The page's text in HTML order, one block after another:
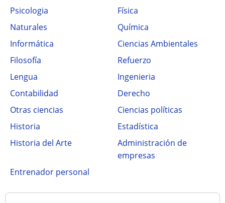
Psicologia
Física
Naturales
Química
Informática
Ciencias Ambientales
Filosofía
Refuerzo
Lengua
Ingenieria
Contabilidad
Derecho
Otras ciencias
Ciencias políticas
Historia
Estadística
Historia del Arte
Administración de
empresas
Entrenador personal